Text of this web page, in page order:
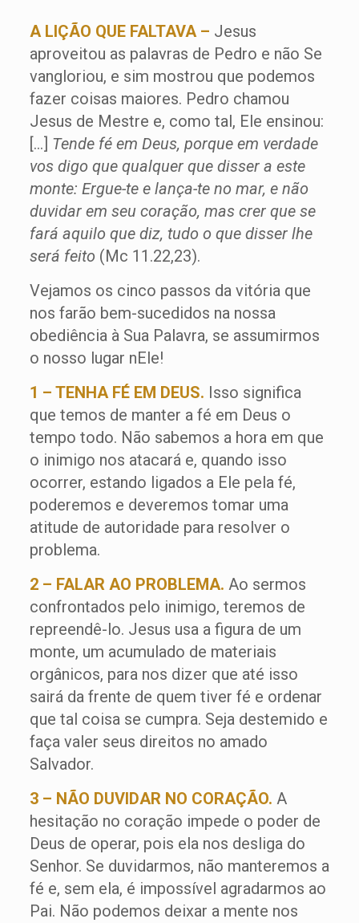
A LIÇÃO QUE FALTAVA – Jesus
aproveitou as palavras de Pedro e não Se
vangloriou, e sim mostrou que podemos
fazer coisas maiores. Pedro chamou
Jesus de Mestre e, como tal, Ele ensinou:
[…] Tende fé em Deus, porque em verdade
vos digo que qualquer que disser a este
monte: Ergue-te e lança-te no mar, e não
duvidar em seu coração, mas crer que se
fará aquilo que diz, tudo o que disser lhe
será feito (Mc 11.22,23).
Vejamos os cinco passos da vitória que
nos farão bem-sucedidos na nossa
obediência à Sua Palavra, se assumirmos
o nosso lugar nEle!
1 – TENHA FÉ EM DEUS. Isso significa
que temos de manter a fé em Deus o
tempo todo. Não sabemos a hora em que
o inimigo nos atacará e, quando isso
ocorrer, estando ligados a Ele pela fé,
poderemos e deveremos tomar uma
atitude de autoridade para resolver o
problema.
2 – FALAR AO PROBLEMA. Ao sermos
confrontados pelo inimigo, teremos de
repreendê-lo. Jesus usa a figura de um
monte, um acumulado de materiais
orgânicos, para nos dizer que até isso
sairá da frente de quem tiver fé e ordenar
que tal coisa se cumpra. Seja destemido e
faça valer seus direitos no amado
Salvador.
3 – NÃO DUVIDAR NO CORAÇÃO. A
hesitação no coração impede o poder de
Deus de operar, pois ela nos desliga do
Senhor. Se duvidarmos, não manteremos a
fé e, sem ela, é impossível agradarmos ao
Pai. Não podemos deixar a mente nos